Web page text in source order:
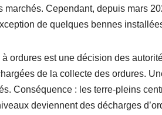
marchés. Cependant, depuis mars
de quelques bennes
à ordures est une décision des
de la collecte des ordures.
Conséquence : les terre-pleins
deviennent des décharges